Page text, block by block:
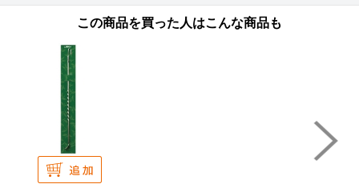
この商品を買った人はこんな商品も